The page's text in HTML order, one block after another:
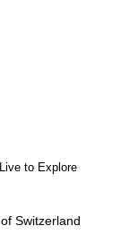
Live to Explore